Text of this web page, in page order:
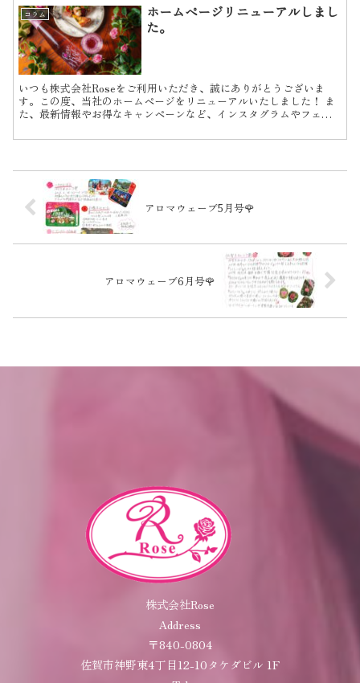
コラム
ホームページリニューアルしまし
た。
いつも株式会社Roseをご利用いただき、誠にありがとうございま
す。この度、当社のホームページをリニューアルいたしました！ ま
た、最新情報やお得なキャンペーンなど、インスタグラムやフェイ
アロマウェーブ5月号🌹
アロマウェーブ6月号🌹
株式会社Rose
Address
〒840-0804
佐賀市神野東4丁目12-10タケダビル 1F